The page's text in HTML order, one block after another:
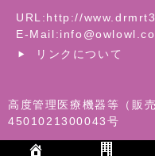
URL:http://
E-Mail:
リンクについて
高度管理医療機器等（販
4501021300043号
医療用品・医療機器の総